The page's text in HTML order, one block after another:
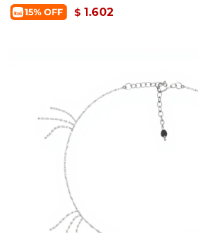
$ 1.602